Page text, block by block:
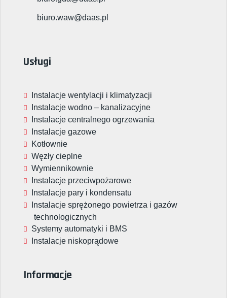
biuro.waw@daas.pl
Usługi
Instalacje wentylacji i klimatyzacji
Instalacje wodno – kanalizacyjne
Instalacje centralnego ogrzewania
Instalacje gazowe
Kotłownie
Węzły cieplne
Wymiennikownie
Instalacje przeciwpożarowe
Instalacje pary i kondensatu
Instalacje sprężonego powietrza i gazów
technologicznych
Systemy automatyki i BMS
Instalacje niskoprądowe
Informacje